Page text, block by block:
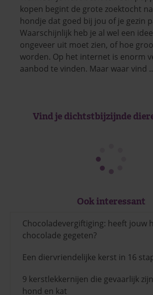
kopen begint de grote zoektocht
hondje dat goed bij jou of je gezin
Waarschijnlijk heb je al wel een
ongeveer uit moet zien, of hoe
worden. Op het internet is enorm
aanbod te vinden. Maar waar vind
Vind je dichtstbijzijnde
Ook interessant
Chocoladevergiftiging: heeft jouw
chocolade gegeten?
Een diervriendelijke kerst in 16
9 kerstlekkernijen die gevaarlijk
hond en kat